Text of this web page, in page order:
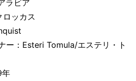
ラビア
ッカス
ー：Esteri Tomula/エステリ・ト